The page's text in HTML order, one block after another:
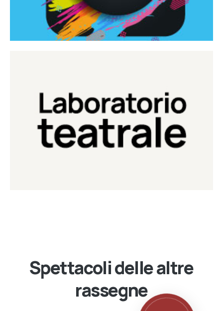
Laboratorio Teatrale
Laboratorio di teatro del Teatro Eduardo de Filippo
Continua
Spettacoli delle altre
rassegne